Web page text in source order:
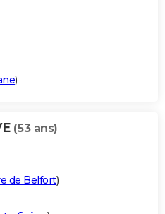
)
(53 ans)
de Belfort)